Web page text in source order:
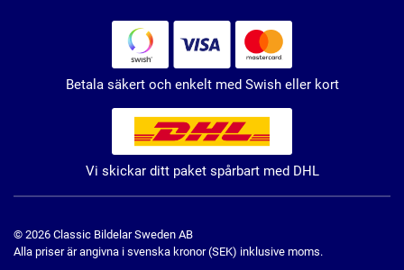
Betala säkert och enkelt med Swish eller kort
Vi skickar ditt paket spårbart med DHL
© 2026 Classic Bildelar Sweden AB
Alla priser är angivna i svenska kronor (SEK) inklusive moms.